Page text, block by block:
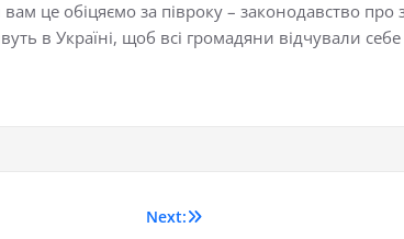
це обіцяємо за півроку – законодавство
в Україні, щоб всі громадяни відчували
Next: